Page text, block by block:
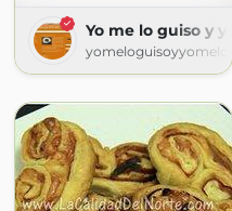
hoy?
Yo me lo guiso y